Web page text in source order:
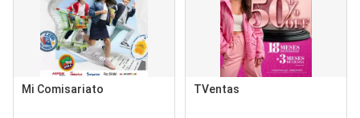
Mi Comisariato TVentas